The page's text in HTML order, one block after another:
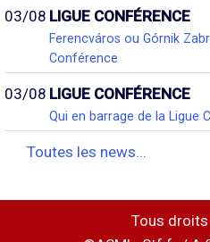
03/08 LIGUE CONFÉRENCE
Ferencváros ou Górnik
Conférence
03/08 LIGUE CONFÉRENCE
Qui en barrage de la Ligue
Toutes les news...
Tous